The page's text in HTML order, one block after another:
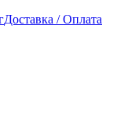
Доставка / Оплата